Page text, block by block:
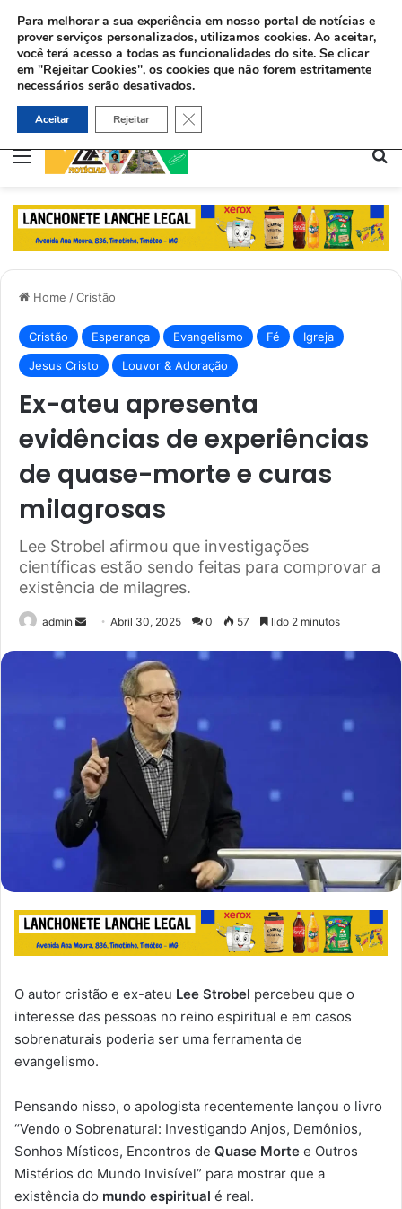
Menu
Home /Cristão
Cristão Esperança Evangelismo Fé
Igreja
Jesus Cristo
Louvor & Adoração
Ex-ateu apresenta
evidências de experiências
de quase-morte e curas
milagrosas
Lee Strobel afirmou que investigações
científicas estão sendo feitas para comprovar a
existência de milagres.
admin
SendAbril 30, 2025 0 57 lido 2 minutos
O autor cristão e ex-ateu Lee Strobel percebeu que o
interesse das pessoas no reino espiritual e em casos
sobrenaturais poderia ser uma ferramenta de
evangelismo.
Pensando nisso, o apologista recentemente lançou o livro
“Vendo o Sobrenatural: Investigando Anjos, Demônios,
Sonhos Místicos, Encontros de Quase Morte e Outros
Mistérios do Mundo Invisível” para mostrar que a
existência do mundo espiritual é real.
Para melhorar a sua experiência em nosso portal de notícias e
prover serviços personalizados, utilizamos cookies. Ao aceitar,
você terá acesso a todas as funcionalidades do site. Se clicar
em "Rejeitar Cookies", os cookies que não forem estritamente
necessários serão desativados.
Aceitar Rejeitar Close GDPR Cookie Banner